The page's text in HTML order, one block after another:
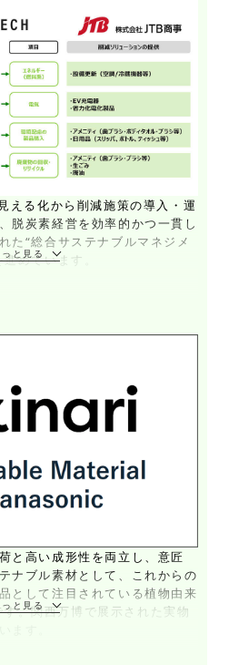
える化から削減施策の導入・運
脱炭素経営を効率的かつ一貫し
た“総合サステナブルマネジメ
めています。
と高い成形性を両立し、意匠
ナブル素材として、これからの
として注目されている植物由来
。関西万博で展示された実物